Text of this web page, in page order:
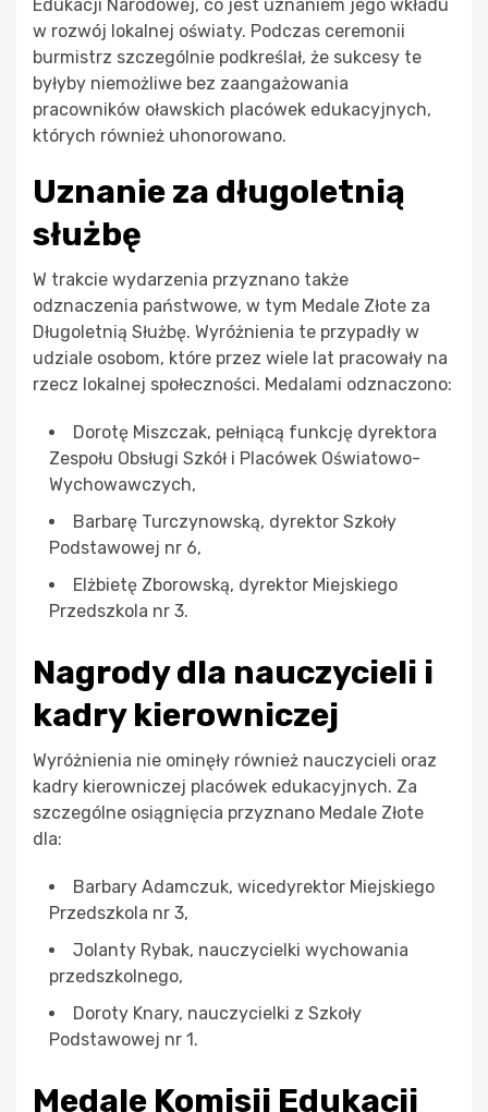
Edukacji Narodowej, co jest uznaniem jego wkładu
w rozwój lokalnej oświaty. Podczas ceremonii
burmistrz szczególnie podkreślał, że sukcesy te
byłyby niemożliwe bez zaangażowania
pracowników oławskich placówek edukacyjnych,
których również uhonorowano.
Uznanie za długoletnią
służbę
W trakcie wydarzenia przyznano także
odznaczenia państwowe, w tym Medale Złote za
Długoletnią Służbę. Wyróżnienia te przypadły w
udziale osobom, które przez wiele lat pracowały na
rzecz lokalnej społeczności. Medalami odznaczono:
Dorotę Miszczak, pełniącą funkcję dyrektora
Zespołu Obsługi Szkół i Placówek Oświatowo-
Wychowawczych,
Barbarę Turczynowską, dyrektor Szkoły
Podstawowej nr 6,
Elżbietę Zborowską, dyrektor Miejskiego
Przedszkola nr 3.
Nagrody dla nauczycieli i
kadry kierowniczej
Wyróżnienia nie ominęły również nauczycieli oraz
kadry kierowniczej placówek edukacyjnych. Za
szczególne osiągnięcia przyznano Medale Złote
dla:
Barbary Adamczuk, wicedyrektor Miejskiego
Przedszkola nr 3,
Jolanty Rybak, nauczycielki wychowania
przedszkolnego,
Doroty Knary, nauczycielki z Szkoły
Podstawowej nr 1.
Medale Komisji Edukacji